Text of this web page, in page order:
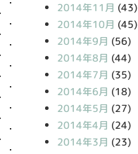
2014年11月 (43)
2014年10月 (45)
2014年9月 (56)
2014年8月 (44)
2014年7月 (35)
2014年6月 (18)
2014年5月 (27)
2014年4月 (24)
2014年3月 (23)